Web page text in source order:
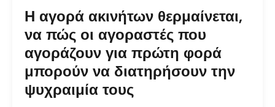
Η αγορά ακινήτων θερμαίνεται,
να πώς οι αγοραστές που
αγοράζουν για πρώτη φορά
μπορούν να διατηρήσουν την
ψυχραιμία τους